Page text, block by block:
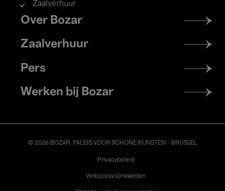
Zaalverhuur
Footer
menu
Over Bozar
Zaalverhuur
Pers
Werken bij Bozar
© 2026 BOZAR. PALEIS VOOR SCHONE KUNSTEN - BRUSSEL
Privacybeleid
Verkoopsvoorwaarden